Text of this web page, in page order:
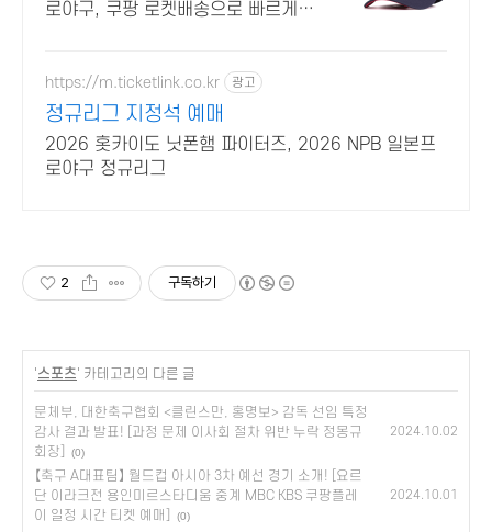
로야구, 쿠팡 로켓배송으로 빠르게
력 향상을 도와줘요.
https://m.ticketlink.co.kr 광고
정규리그 지정석 예매
2026 홋카이도 닛폰햄 파이터즈, 2026 NPB 일본프
로야구 정규리그
2 구독하기
'스포츠' 카테고리의 다른 글
문체부, 대한축구협회 <클린스만, 홍명보> 감독 선임 특정
감사 결과 발표! [과정 문제 이사회 절차 위반 누락 정몽규
회장]
(0)
2024.10.02
【축구 A대표팀】 월드컵 아시아 3차 예선 경기 소개! [요르
단 이라크전 용인미르스타디움 중계 MBC KBS 쿠팡플레
이 일정 시간 티켓 예매]
(0)
2024.10.01